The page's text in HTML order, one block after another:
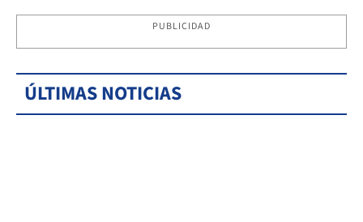
PUBLICIDAD
ÚLTIMAS NOTICIAS